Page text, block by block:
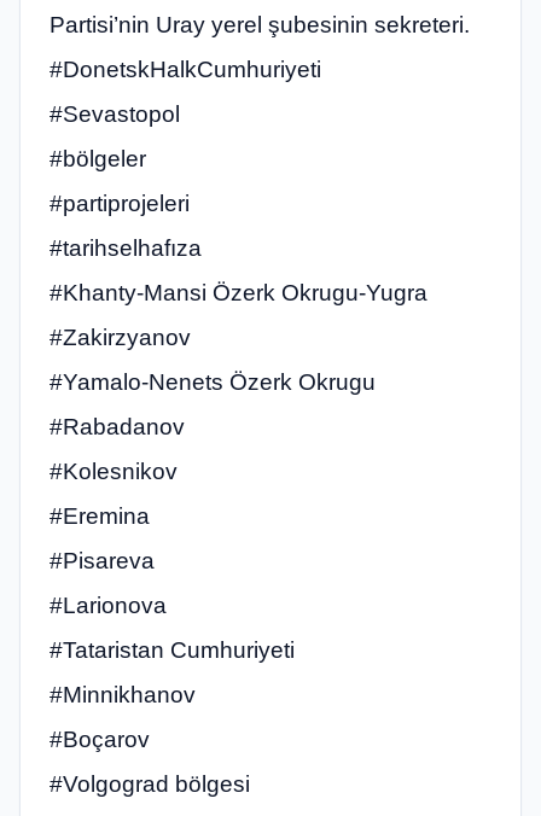
Partisi’nin Uray yerel şubesinin sekreteri.
#DonetskHalkCumhuriyeti
#Sevastopol
#bölgeler
#partiprojeleri
#tarihselhafıza
#Khanty-Mansi Özerk Okrugu-Yugra
#Zakirzyanov
#Yamalo-Nenets Özerk Okrugu
#Rabadanov
#Kolesnikov
#Eremina
#Pisareva
#Larionova
#Tataristan Cumhuriyeti
#Minnikhanov
#Boçarov
#Volgograd bölgesi